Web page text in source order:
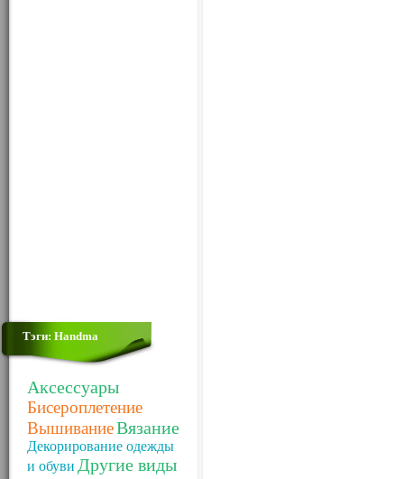
Тэги: Handma
Аксессуары
Бисероплетение
ВышиваниеВязание
Декорирование одежды
и обуви Другие виды